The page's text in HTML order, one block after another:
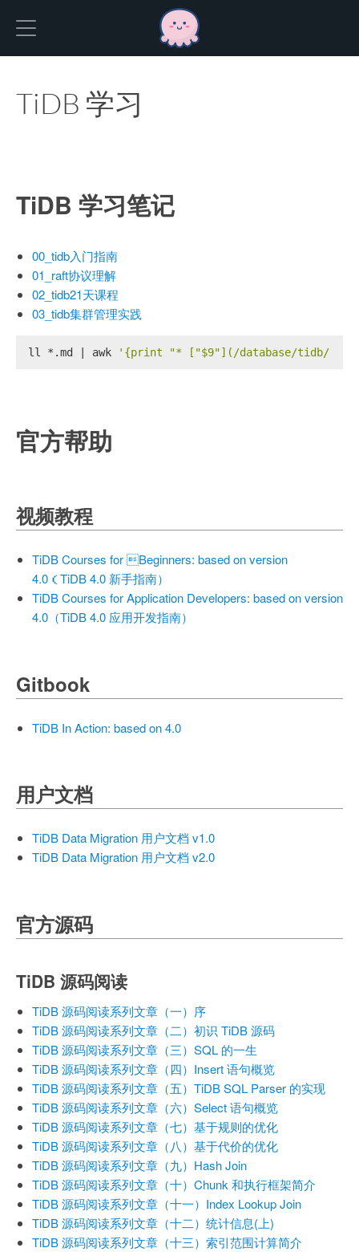
TiDB 学习
TiDB 学习笔记
00_tidb入门指南
01_raft协议理解
02_tidb21天课程
03_tidb集群管理实践
ll *.md | awk '{print "* ["$9"](/database/tidb/
官方帮助
视频教程
TiDB Courses for Beginners: based on version
4.0（TiDB 4.0 新手指南）
TiDB Courses for Application Developers: based on version
4.0（TiDB 4.0 应用开发指南）
Gitbook
TiDB In Action: based on 4.0
用户文档
TiDB Data Migration 用户文档 v1.0
TiDB Data Migration 用户文档 v2.0
官方源码
TiDB 源码阅读
TiDB 源码阅读系列文章（一）序
TiDB 源码阅读系列文章（二）初识 TiDB 源码
TiDB 源码阅读系列文章（三）SQL 的一生
TiDB 源码阅读系列文章（四）Insert 语句概览
TiDB 源码阅读系列文章（五）TiDB SQL Parser 的实现
TiDB 源码阅读系列文章（六）Select 语句概览
TiDB 源码阅读系列文章（七）基于规则的优化
TiDB 源码阅读系列文章（八）基于代价的优化
TiDB 源码阅读系列文章（九）Hash Join
TiDB 源码阅读系列文章（十）Chunk 和执行框架简介
TiDB 源码阅读系列文章（十一）Index Lookup Join
TiDB 源码阅读系列文章（十二）统计信息(上)
TiDB 源码阅读系列文章（十三）索引范围计算简介